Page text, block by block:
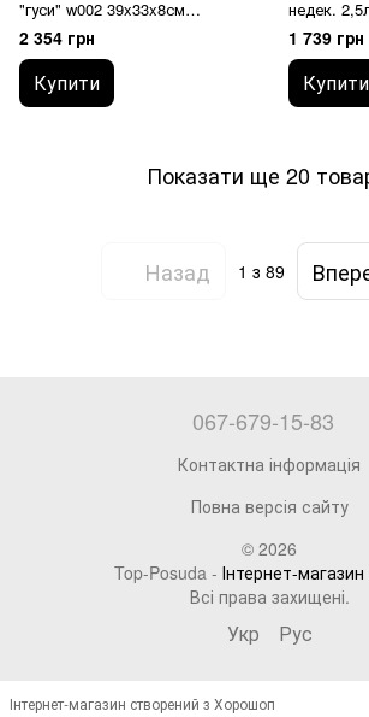
"гуси" w002 39x33x8см
00000001446 THUN
2 354 грн
Купити
недек.
1 739 грн
Купити
Показати ще 20
Назад 1 з 89
067-679-15-83
Контактна інформація
Повна версія сайту
© 2026
Top-Posuda - Інтернет-
Всі права захищені.
Укр Рус
Інтернет-магазин створений з Хорошоп